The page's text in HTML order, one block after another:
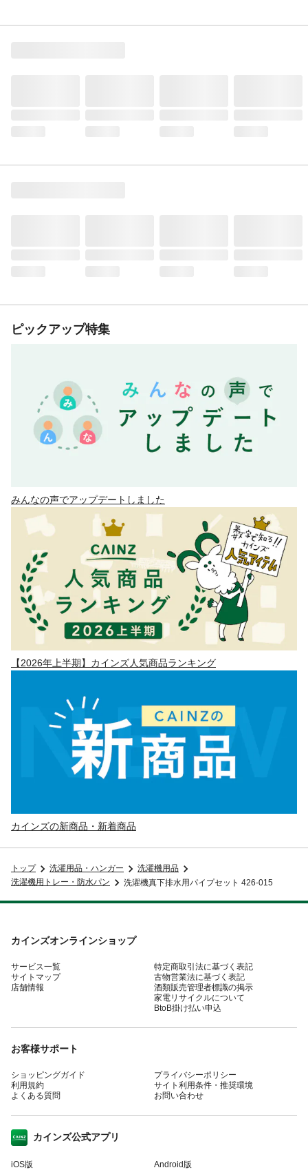
ピックアップ特集
みんなの声でアップデートしました
【2026年上半期】カインズ人気商品ランキング
カインズの新商品・新着商品
トップ 洗濯用品・ハンガー
洗濯機用品
洗濯機用トレー・防水パン
洗濯機真下排水用パイプセット 426-015
カインズオンラインショップ
サービス一覧
サイトマップ
店舗情報
特定商取引法に基づく表記
古物営業法に基づく表記
酒類販売管理者標識の掲示
家電リサイクルについて
BtoB掛け払い申込
お客様サポート
ショッピングガイド
利用規約
よくある質問
プライバシーポリシー
サイト利用条件・推奨環境
お問い合わせ
カインズ公式アプリ
iOS版 Android版